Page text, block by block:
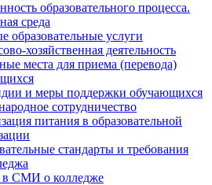
образовательного процесса.
среда
образовательные услуги
хозяйственная деятельность
места для приема (перевода)
и меры поддержки обучающихся
сотрудничество
питания в образовательной
стандарты и требования
СМИ о колледже